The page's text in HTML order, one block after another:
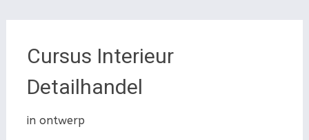
Cursus Interieur
Detailhandel
in ontwerp